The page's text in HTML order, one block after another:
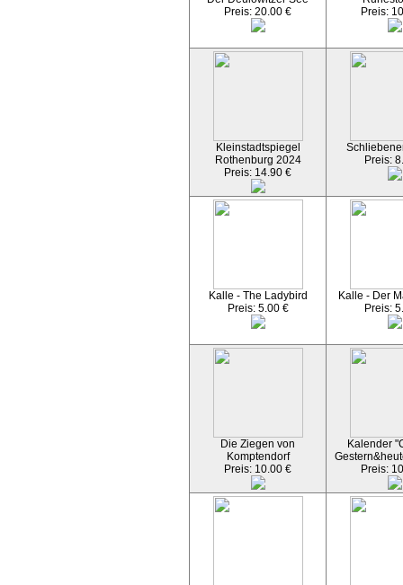
Preis: 20.00 €
Preis:
Kleinstadtspiegel
Rothenburg 2024
Preis: 14.90 €
Preis:
Kalle - The Ladybird
Preis: 5.00 €
Kalle - Der
Preis:
Die Ziegen von
Komptendorf
Preis: 10.00 €
Kalender
Preis: